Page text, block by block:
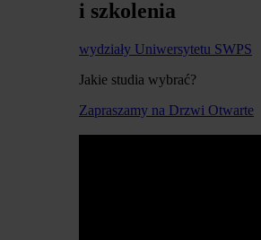
i szkolenia
wydziały Uniwersytetu SWPS
Jakie studia wybrać?
Zapraszamy na Drzwi Otwarte